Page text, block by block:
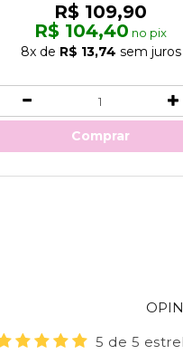
R$ 109,90
R$ 104,40 no pix
8xde R$ 13,74 sem juros
Comprar
5 de 5